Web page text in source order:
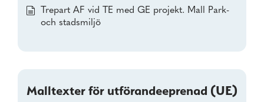
Trepart AF vid TE med GE projekt. Mall Park-
och stadsmiljö
Malltexter för utförandeeprenad (UE)